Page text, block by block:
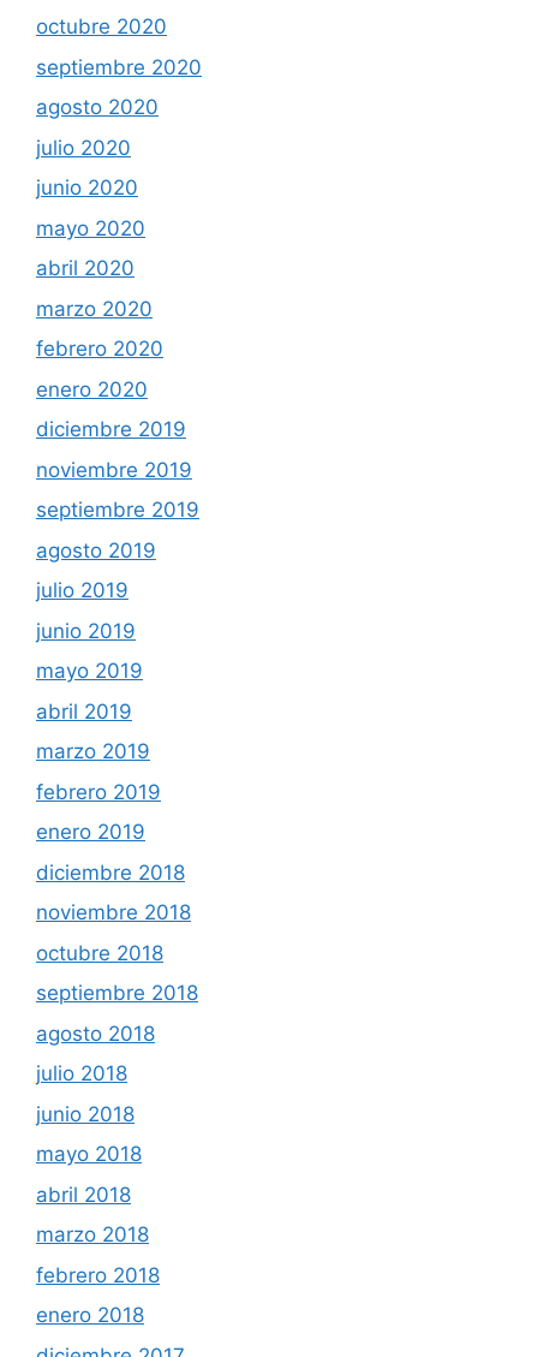
octubre 2020
septiembre 2020
agosto 2020
julio 2020
junio 2020
mayo 2020
abril 2020
marzo 2020
febrero 2020
enero 2020
diciembre 2019
noviembre 2019
septiembre 2019
agosto 2019
julio 2019
junio 2019
mayo 2019
abril 2019
marzo 2019
febrero 2019
enero 2019
diciembre 2018
noviembre 2018
octubre 2018
septiembre 2018
agosto 2018
julio 2018
junio 2018
mayo 2018
abril 2018
marzo 2018
febrero 2018
enero 2018